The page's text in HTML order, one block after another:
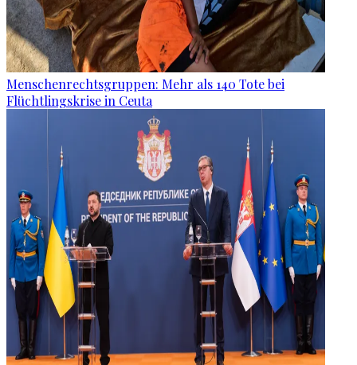
Menschenrechtsgruppen: Mehr als 140 Tote bei
Flüchtlingskrise in Ceuta